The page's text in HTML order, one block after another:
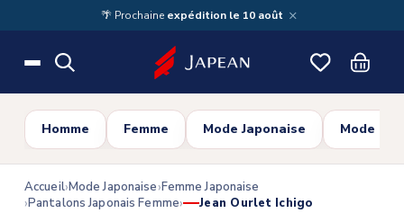
Skip to main content🌴 Prochaine expédition le 10 août ×
Homme Femme Mode Japonaise Mode
Accueil Mode Japonaise Femme Japonaise
Pantalons Japonais Femme
Jean Ourlet Ichigo